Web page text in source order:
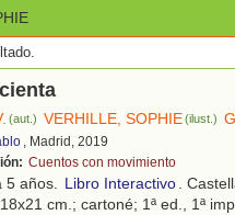
(aut.) VERHILLE, SOPHIE(ilust.)
, Madrid, 2019
Cuentos con movimiento
5 años. Libro Interactivo.
cm.; cartoné; 1ª ed., 1ª